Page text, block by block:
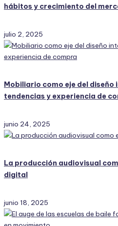
hábitos y crecimiento del
julio 2, 2025
Mobiliario como eje del
tendencias y experiencia de
junio 24, 2025
La producción audiovisual
digital
junio 18, 2025